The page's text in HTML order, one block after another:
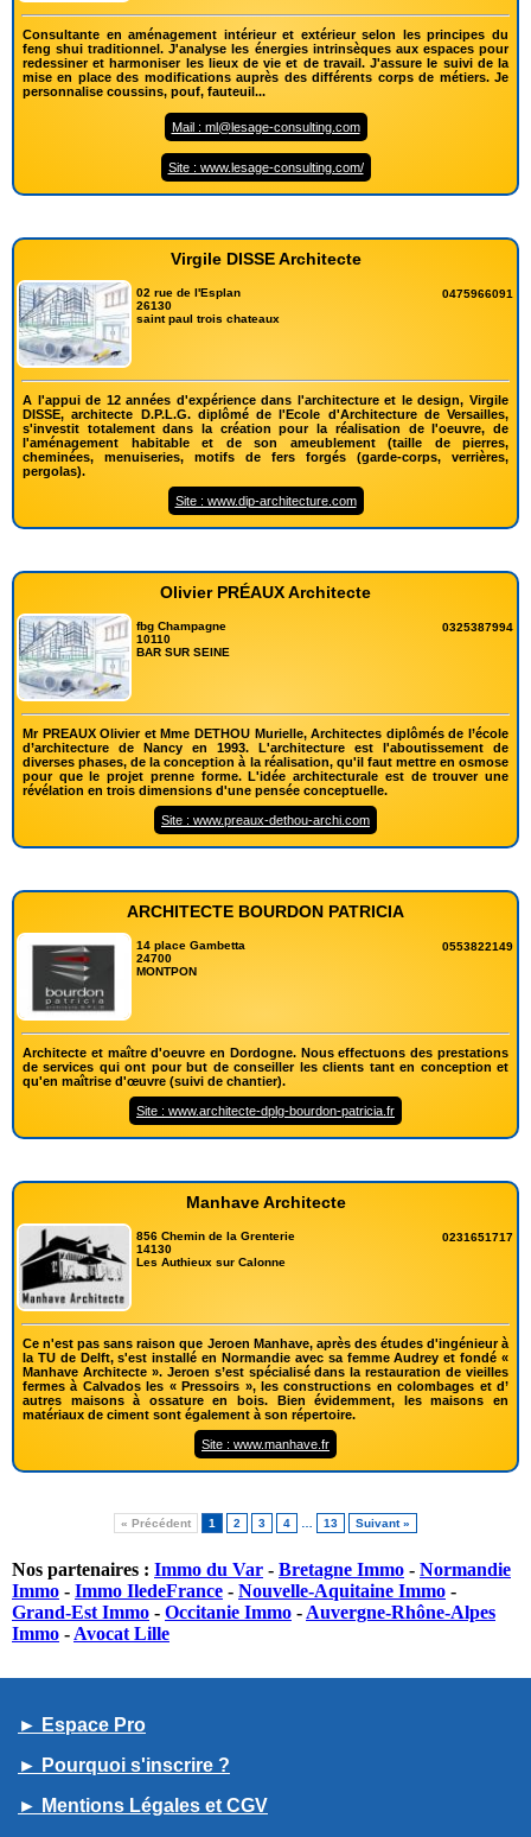
Consultante en aménagement intérieur et extérieur selon les principes du
feng shui traditionnel. J'analyse les énergies intrinsèques aux espaces pour
redessiner et harmoniser les lieux de vie et de travail. J'assure le suivi de la
mise en place des modifications auprès des différents corps de métiers. Je
personnalise coussins, pouf, fauteuil...
Mail : ml@lesage-consulting.com
Site : www.lesage-consulting.com/
Virgile DISSE Architecte
02 rue de l'Esplan
26130
saint paul trois chateaux
0475966091
A l'appui de 12 années d'expérience dans l'architecture et le design, Virgile
DISSE, architecte D.P.L.G. diplômé de l'Ecole d'Architecture de Versailles,
s'investit totalement dans la création pour la réalisation de l'oeuvre, de
l'aménagement habitable et de son ameublement (taille de pierres,
cheminées, menuiseries, motifs de fers forgés (garde-corps, verrières,
pergolas).
Site : www.dip-architecture.com
Olivier PRÉAUX Architecte
fbg Champagne
10110
BAR SUR SEINE
0325387994
Mr PREAUX Olivier et Mme DETHOU Murielle, Architectes diplômés de l’école
d’architecture de Nancy en 1993. L'architecture est l'aboutissement de
diverses phases, de la conception à la réalisation, qu'il faut mettre en osmose
pour que le projet prenne forme. L'idée architecturale est de trouver une
révélation en trois dimensions d'une pensée conceptuelle.
Site : www.preaux-dethou-archi.com
ARCHITECTE BOURDON PATRICIA
14 place Gambetta
24700
MONTPON
0553822149
Architecte et maître d'oeuvre en Dordogne. Nous effectuons des prestations
de services qui ont pour but de conseiller les clients tant en conception et
qu'en maîtrise d'œuvre (suivi de chantier).
Site : www.architecte-dplg-bourdon-patricia.fr
Manhave Architecte
856 Chemin de la Grenterie
14130
Les Authieux sur Calonne
0231651717
Ce n'est pas sans raison que Jeroen Manhave, après des études d'ingénieur à
la TU de Delft, s'est installé en Normandie avec sa femme Audrey et fondé «
Manhave Architecte ». Jeroen s’est spécialisé dans la restauration de vieilles
fermes à Calvados les « Pressoirs », les constructions en colombages et d’
autres maisons à ossature en bois. Bien évidemment, les maisons en
matériaux de ciment sont également à son répertoire.
Site : www.manhave.fr
« Précédent 1 2 3 4 13 Suivant »
Nos partenaires : Immo du Var - Bretagne Immo - Normandie
Immo - Immo IledeFrance - Nouvelle-Aquitaine Immo -
Grand-Est Immo - Occitanie Immo - Auvergne-Rhône-Alpes
Immo - Avocat Lille
► Espace Pro
► Pourquoi s'inscrire ?
► Mentions Légales et CGV